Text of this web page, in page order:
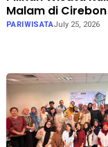
Malam di
Wajib Didatangi
PARIWISATAJuly 25, 2026